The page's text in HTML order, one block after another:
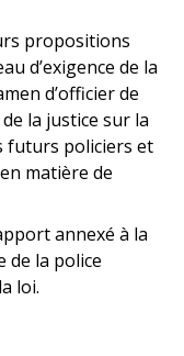
propositions
d’exigence de la
d’officier de
la justice sur la
futurs policiers et
matière de
annexé à la
de la police
loi.